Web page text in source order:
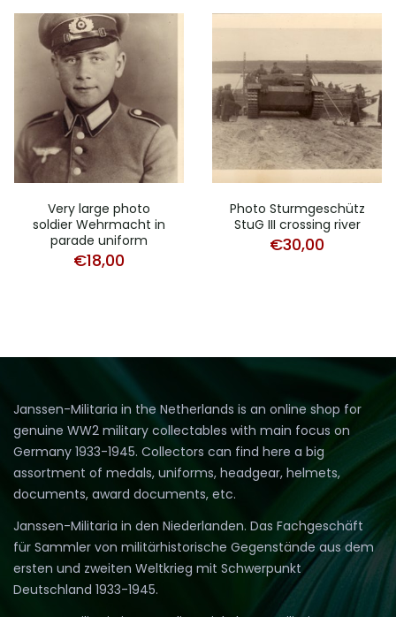
Very large photo
soldier Wehrmacht in
parade uniform
€18,00
Photo Sturmgeschütz
StuG III crossing river
€30,00
Janssen-Militaria in the Netherlands is an online shop for
genuine WW2 military collectables with main focus on
Germany 1933-1945. Collectors can find here a big
assortment of medals, uniforms, headgear, helmets,
documents, award documents, etc.
Janssen-Militaria in den Niederlanden. Das Fachgeschäft
für Sammler von militärhistorische Gegenstände aus dem
ersten und zweiten Weltkrieg mit Schwerpunkt
Deutschland 1933-1945.